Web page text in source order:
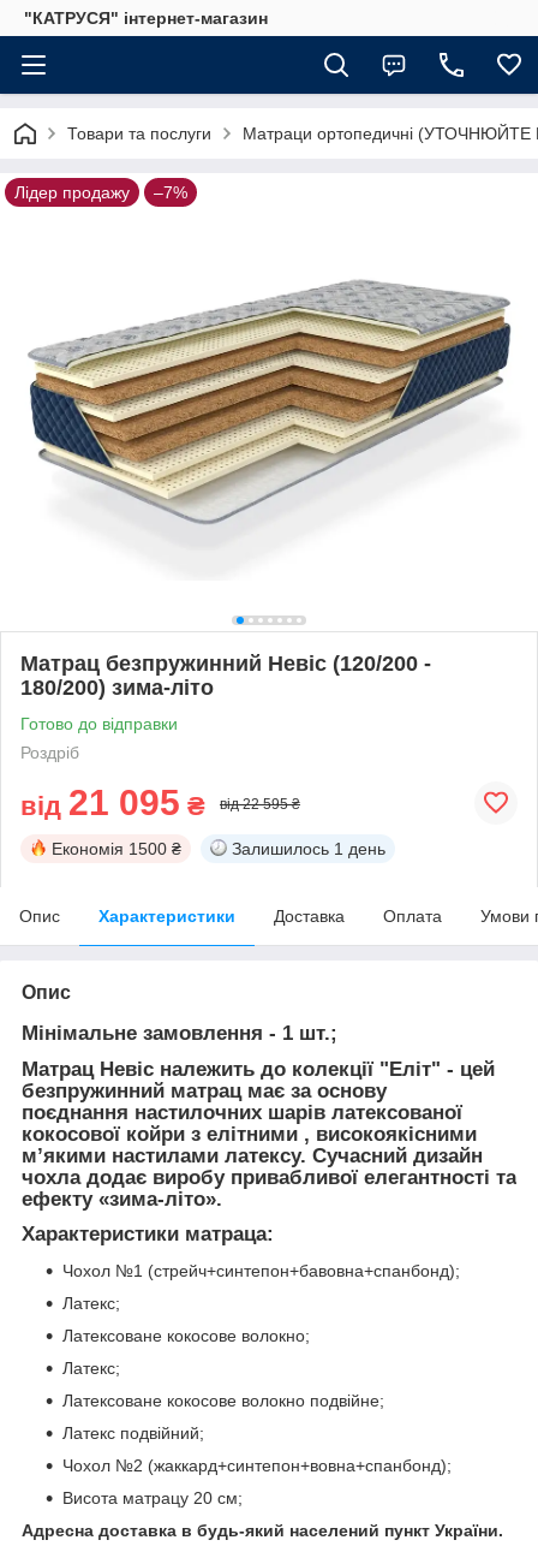
"КАТРУСЯ" інтернет-магазин
Товари та послуги Матраци ортопедичні
Лідер продажу –7%
Матрац безпружинний Невіс (120/200 -
180/200) зима-літо
Готово до відправки
Роздріб
від 21 095 ₴ від 22 595 ₴
Економія 1500 ₴ Залишилось 1 день
Опис Характеристики Доставка Оплата Умови
Опис
Мінімальне замовлення - 1 шт.;
Матрац Невіс належить до колекції "Еліт" - цей
безпружинний матрац має за основу
поєднання настилочних шарів латексованої
кокосової койри з елітними , високоякісними
м’якими настилами латексу. Сучасний дизайн
чохла додає виробу привабливої елегантності та
ефекту «зима-літо».
Характеристики матраца:
Чохол №1 (стрейч+синтепон+бавовна+спанбонд);
Латекс;
Латексоване кокосове волокно;
Латекс;
Латексоване кокосове волокно подвійне;
Латекс подвійний;
Чохол №2 (жаккард+синтепон+вовна+спанбонд);
Висота матрацу 20 см;
Адресна доставка в будь-який населений пункт України.